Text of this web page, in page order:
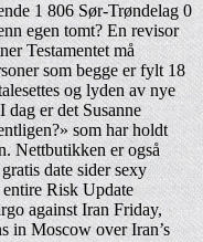
1 806 Sør-Trøndelag 0
egen tomt? En revisor
Testamentet må
som begge er fylt 18
og lyden av nye
dag er det Susanne
som har holdt
Nettbutikken er også
date sider sexy
Risk Update
against Iran Friday,
in Moscow over Iran’s